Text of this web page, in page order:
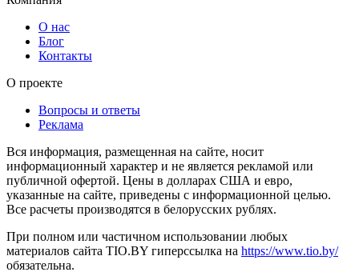
О нас
Блог
Контакты
О проекте
Вопросы и ответы
Реклама
Вся информация, размещенная на сайте, носит
информационный характер и не является рекламой или
публичной офертой. Цены в долларах США и евро,
указанные на сайте, приведены с информационной целью.
Все расчеты производятся в белорусских рублях.
При полном или частичном использовании любых
материалов сайта TIO.BY гиперссылка на https://www.tio.by/
обязательна.